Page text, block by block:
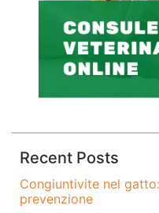
Recent Posts
Congiuntivite nel
prevenzione